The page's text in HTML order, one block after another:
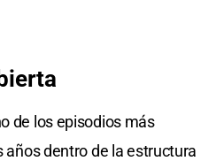
de los episodios más
dentro de la estructura